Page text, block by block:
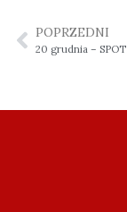
POPRZEDNI